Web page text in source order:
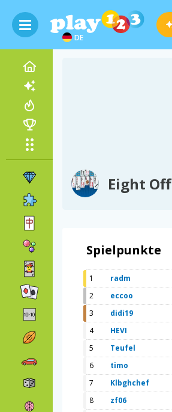
DE
Eight Off
Spielpunkte
1 radm
2
eccoo
3
didi19
4
HEVI
5
Teufel
6
timo
7
Klbghchef
8
zf06